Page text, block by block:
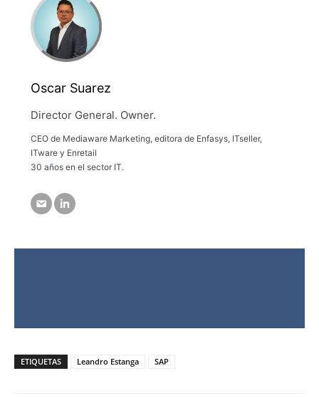
Oscar Suarez
Director General. Owner.
CEO de Mediaware Marketing, editora de Enfasys, ITseller,
ITware y Enretail
30 años en el sector IT.
ETIQUETAS Leandro Estanga SAP